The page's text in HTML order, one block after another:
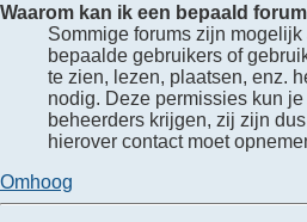
Waarom kan ik een bepaald
Sommige forums zijn
bepaalde gebruikers of
te zien, lezen, plaatsen, enz.
nodig. Deze permissies kun
beheerders krijgen, zij zijn
hierover contact moet
Omhoog